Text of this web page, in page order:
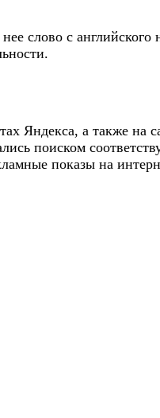
слово с
Яндекса, а также на
поиском
показы на